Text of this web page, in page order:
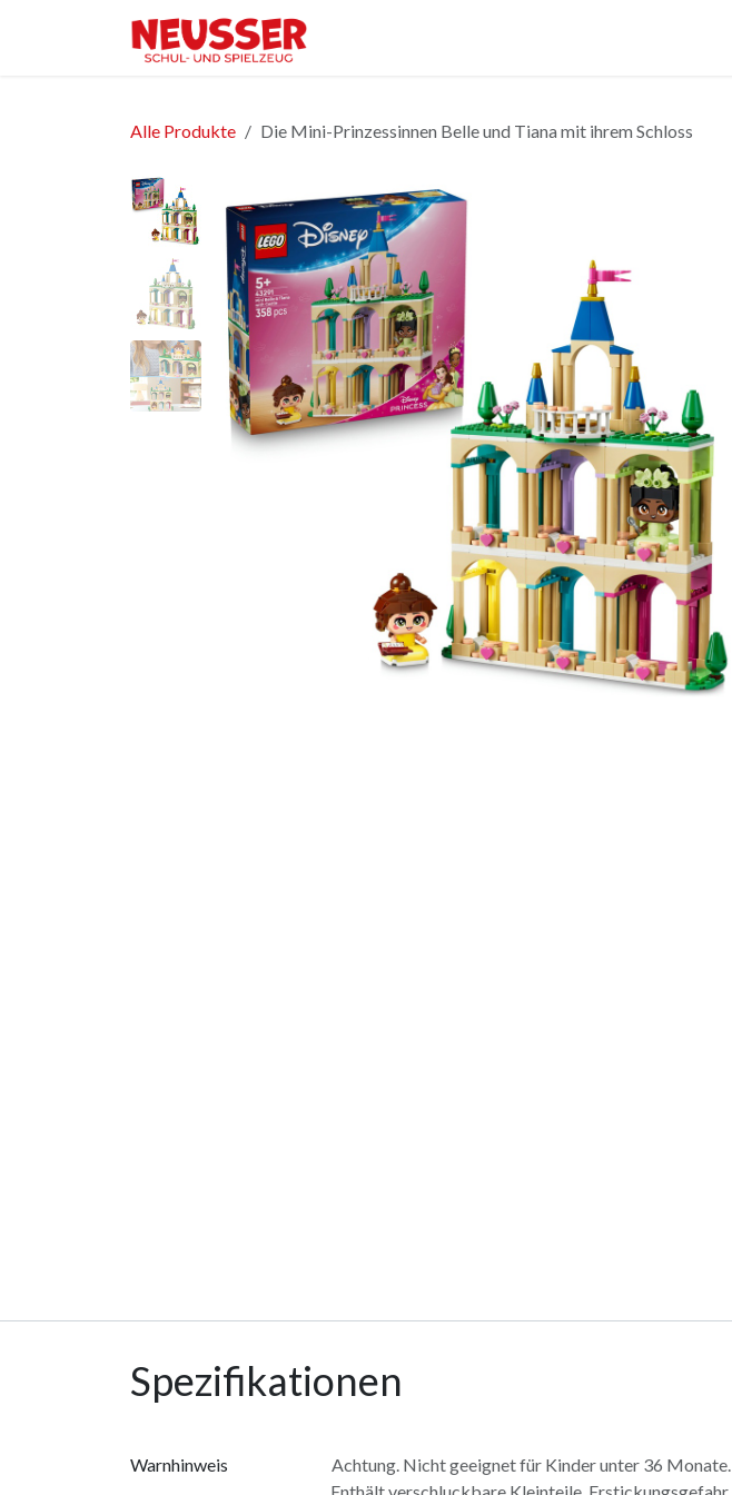
Alle Produkte Die Mini-Prinzessinnen Belle und Tiana mit ihrem Schloss
Spezifikationen
Warnhinweis
Achtung. Nicht geeignet für Kinder unter 36 Monate.